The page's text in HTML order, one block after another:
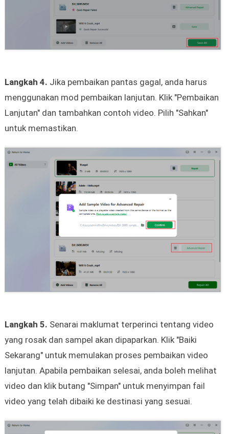
Langkah 4. Jika pembaikan pantas gagal, anda harus
menggunakan mod pembaikan lanjutan. Klik "Pembaikan
Lanjutan" dan tambahkan contoh video. Pilih "Sahkan"
untuk memastikan.
Langkah 5. Senarai maklumat terperinci tentang video
yang rosak dan sampel akan dipaparkan. Klik "Baiki
Sekarang" untuk memulakan proses pembaikan video
lanjutan. Apabila pembaikan selesai, anda boleh melihat
video dan klik butang "Simpan" untuk menyimpan fail
video yang telah dibaiki ke destinasi yang sesuai.